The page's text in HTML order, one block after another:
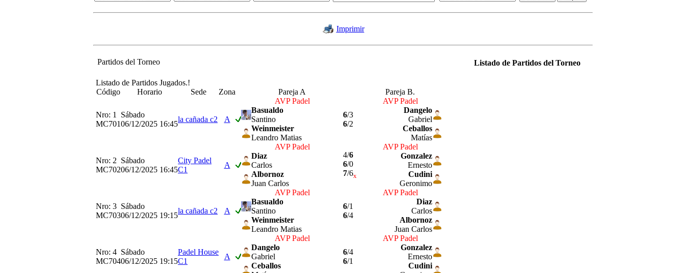
Imprimir
Partidos del Torneo Listado de Partidos del Torneo
Listado de Partidos Jugados.!
Código
Horario Sede Zona Pareja A Pareja B.
Nro: 1
MC701
Sábado
06/12/2025 16:45
la cañada c2 A
AVP Padel
Basualdo
Santino
Weinmeister
Leandro Matias
6/3
6/2
AVP Padel
Dangelo
Gabriel
Ceballos
Matías
Nro: 2
MC702
Sábado
06/12/2025 16:45
City Padel
C1
A
AVP Padel
Diaz
Carlos
Albornoz
Juan Carlos
4/6
6/0
7/6x
AVP Padel
Gonzalez
Ernesto
Cudini
Geronimo
Nro: 3
MC703
Sábado
06/12/2025 19:15
la cañada c2 A
AVP Padel
Basualdo
Santino
Weinmeister
Leandro Matias
6/1
6/4
AVP Padel
Diaz
Carlos
Albornoz
Juan Carlos
Nro: 4
MC704
Sábado
06/12/2025 19:15
Padel House
C1
A
AVP Padel
Dangelo
Gabriel
Ceballos
6/4
6/1
AVP Padel
Gonzalez
Ernesto
Cudini